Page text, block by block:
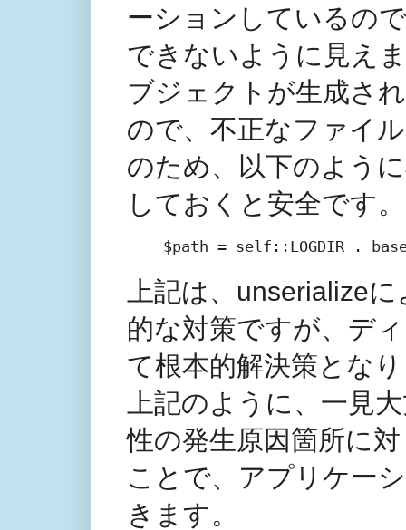
ーションしているの
できないように見え
ブジェクトが生成さ
ので、不正なファイ
のため、以下のよう
しておくと安全です。
$path = self::LOGDIR .
上記は、unserialize
的な対策ですが、デ
て根本的解決策とな
上記のように、一見
性の発生原因箇所に
ことで、アプリケー
きます。